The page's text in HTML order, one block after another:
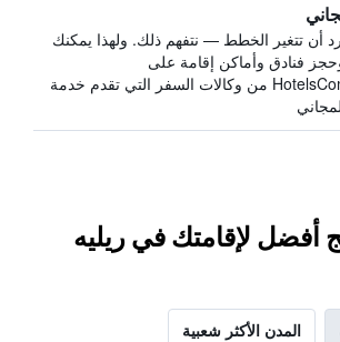
أن تتغير الخطط — نتفهم ذلك. ولهذا يمكنك
فنادق وأماكن إقامة على
HotelsCombined من وكالات السفر التي تقدم خدمة
أفضل لإقامتك في ريليه
المدن الأكثر شعبية